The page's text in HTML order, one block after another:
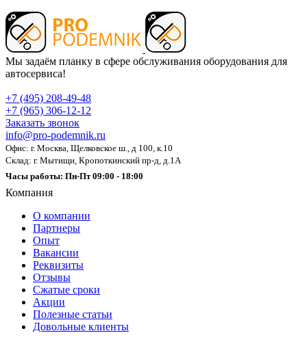
Мы задаём планку в сфере обслуживания оборудования для
автосервиса!
+7 (495) 208-49-48
+7 (965) 306-12-12
Заказать звонок
info@pro-podemnik.ru
Офис: г. Москва, Щелковское ш., д 100, к.10
Склад: г. Мытищи, Кропоткинский пр-д, д.1А
Часы работы: Пн-Пт 09:00 - 18:00
Компания
О компании
Партнеры
Опыт
Вакансии
Реквизиты
Отзывы
Сжатые сроки
Акции
Полезные статьи
Довольные клиенты